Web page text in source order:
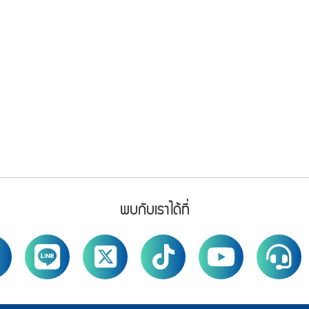
พบกับเราได้ที่